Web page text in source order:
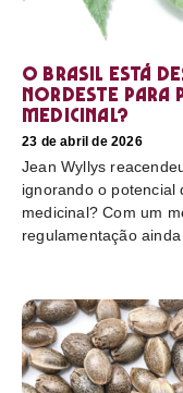
O Brasil está
nordeste para
medicinal?
23 de abril de 2026
Jean Wyllys
ignorando o potencial
medicinal? Com um
regulamentação